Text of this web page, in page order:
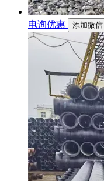
电询优惠 添加微信